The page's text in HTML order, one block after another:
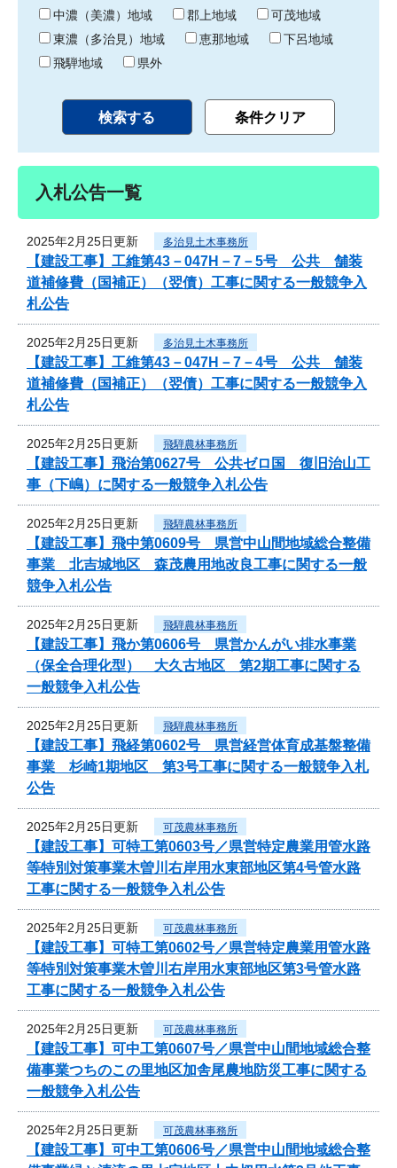
中濃（美濃）地域
郡上地域
可茂地域
東濃（多治見）地域
恵那地域
下呂地域
飛騨地域
県外
入札公告一覧
2025年2月25日更新 多治見土木事務所
【建設工事】工維第43－047H－7－5号 公共 舗装
道補修費（国補正）（翌債）工事に関する一般競争入
札公告
2025年2月25日更新 多治見土木事務所
【建設工事】工維第43－047H－7－4号 公共 舗装
道補修費（国補正）（翌債）工事に関する一般競争入
札公告
2025年2月25日更新 飛騨農林事務所
【建設工事】飛治第0627号 公共ゼロ国 復旧治山工
事（下嶋）に関する一般競争入札公告
2025年2月25日更新 飛騨農林事務所
【建設工事】飛中第0609号 県営中山間地域総合整備
事業 北吉城地区 森茂農用地改良工事に関する一般
競争入札公告
2025年2月25日更新 飛騨農林事務所
【建設工事】飛か第0606号 県営かんがい排水事業
（保全合理化型） 大久古地区 第2期工事に関する
一般競争入札公告
2025年2月25日更新 飛騨農林事務所
【建設工事】飛経第0602号 県営経営体育成基盤整備
事業 杉崎1期地区 第3号工事に関する一般競争入札
公告
2025年2月25日更新 可茂農林事務所
【建設工事】可特工第0603号／県営特定農業用管水路
等特別対策事業木曽川右岸用水東部地区第4号管水路
工事に関する一般競争入札公告
2025年2月25日更新 可茂農林事務所
【建設工事】可特工第0602号／県営特定農業用管水路
等特別対策事業木曽川右岸用水東部地区第3号管水路
工事に関する一般競争入札公告
2025年2月25日更新 可茂農林事務所
【建設工事】可中工第0607号／県営中山間地域総合整
備事業つちのこの里地区加舎尾農地防災工事に関する
一般競争入札公告
2025年2月25日更新 可茂農林事務所
【建設工事】可中工第0606号／県営中山間地域総合整